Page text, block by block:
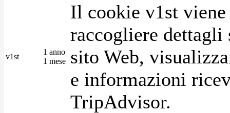
v1st
1 anno
1 mese
Il cookie v1st
raccogliere
sito Web,
e informazioni
TripAdvisor.